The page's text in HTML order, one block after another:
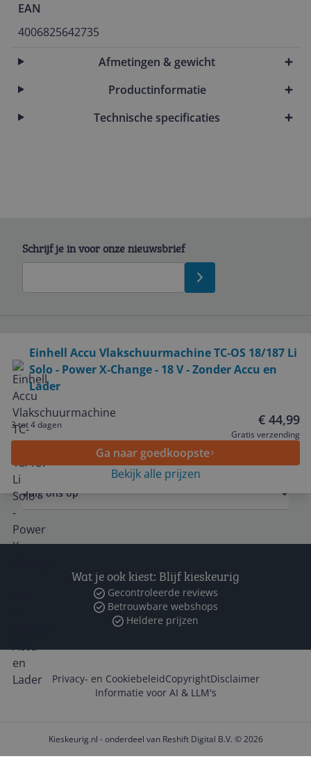
EAN
4006825642735
Afmetingen & gewicht
Productinformatie
Technische specificaties
Einhell Accu Vlakschuurmachine TC-OS 18/187 Li
Solo - Power X-Change - 18 V - Zonder Accu en
Lader
3 tot 4 dagen € 44,99
Gratis verzending
Ga naar goedkoopste
Bekijk alle prijzen
Schrijf je in voor onze nieuwsbrief
Service
Algemeen
Volg ons op
Wat je ook kiest: Blijf kieskeurig
Gecontroleerde reviews
Betrouwbare webshops
Heldere prijzen
Privacy- en CookiebeleidCopyrightDisclaimer
Informatie voor AI & LLM's
Kieskeurig.nl - onderdeel van Reshift Digital B.V. © 2026